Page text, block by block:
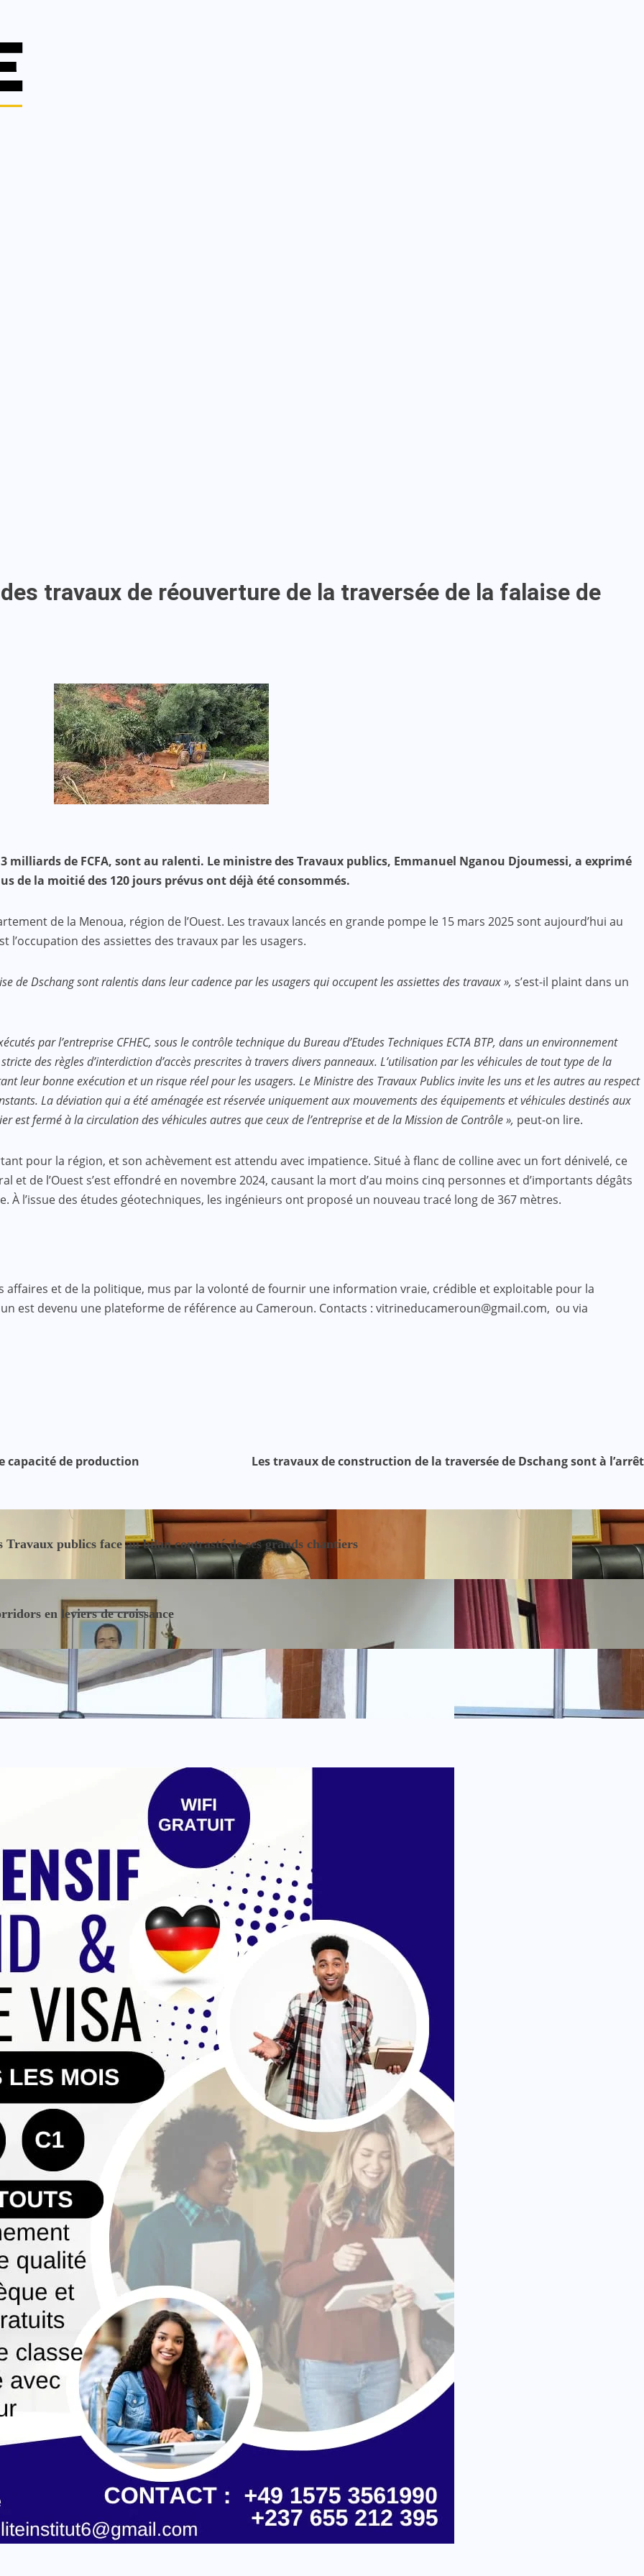
travaux de réouverture de la traversée de la falaise de
milliards de FCFA, sont au ralenti. Le ministre des Travaux publics, Emmanuel Nganou Djoumessi, a exprimé
de la moitié des 120 jours prévus ont déjà été consommés.
de la Menoua, région de l’Ouest. Les travaux lancés en grande pompe le 15 mars 2025 sont aujourd’hui au
des assiettes des travaux par les usagers.
de Dschang sont ralentis dans leur cadence par les usagers qui occupent les assiettes des travaux », s’est-il plaint dans un
par l’entreprise CFHEC, sous le contrôle technique du Bureau d’Etudes Techniques ECTA BTP, dans un environnement
des règles d’interdiction d’accès prescrites à travers divers panneaux. L’utilisation par les véhicules de tout type de la
leur bonne exécution et un risque réel pour les usagers. Le Ministre des Travaux Publics invite les uns et les autres au respect
La déviation qui a été aménagée est réservée uniquement aux mouvements des équipements et véhicules destinés aux
est fermé à la circulation des véhicules autres que ceux de l’entreprise et de la Mission de Contrôle », peut-on lire.
pour la région, et son achèvement est attendu avec impatience. Situé à flanc de colline avec un fort dénivelé, ce
de l’Ouest s’est effondré en novembre 2024, causant la mort d’au moins cinq personnes et d’importants dégâts
l’issue des études géotechniques, les ingénieurs ont proposé un nouveau tracé long de 367 mètres.
affaires et de la politique, mus par la volonté de fournir une information vraie, crédible et exploitable pour la
est devenu une plateforme de référence au Cameroun. Contacts : vitrineducameroun@gmail.com, ou via
capacité de production Les travaux de construction de la traversée de Dschang sont à l’arrêt
publics face au bilan contrasté de ses grands chantiers
en leviers de croissance